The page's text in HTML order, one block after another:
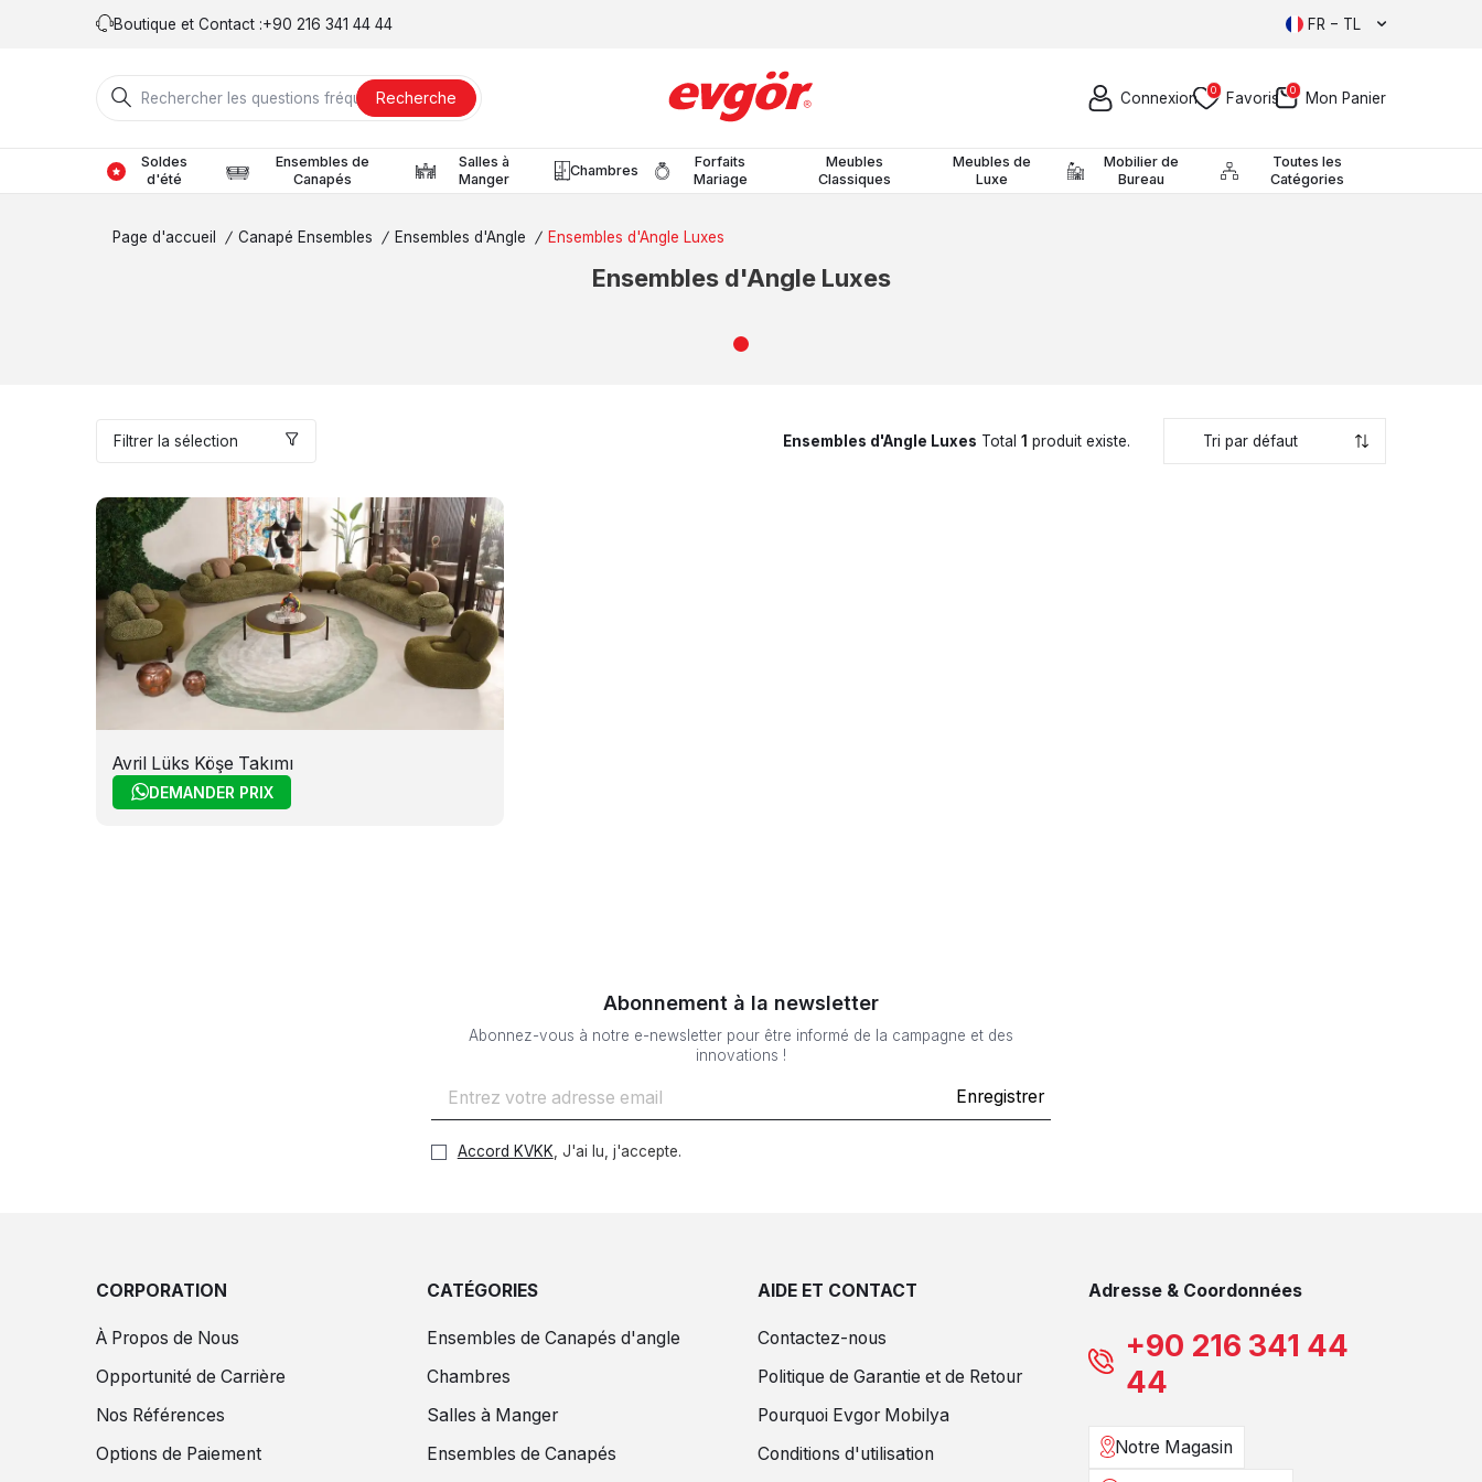
Boutique et Contact :+90 216 341 44 44 FR − TL
Recherche Connexion 0 Favoris 0 Mon Panier
Soldes
d'été
Ensembles de
Canapés
Salles à
Manger
Chambres
Forfaits
Mariage
Meubles
Classiques
Meubles de
Luxe
Mobilier de
Bureau
Toutes les
Catégories
Page d'accueil / Canapé Ensembles / Ensembles d'Angle / Ensembles d'Angle Luxes
Ensembles d'Angle Luxes
Filtrer la sélection Ensembles d'Angle Luxes Total 1 produit existe.
Avril Lüks Köşe Takımı
DEMANDER PRIX
Abonnement à la newsletter
Abonnez-vous à notre e-newsletter pour être informé de la campagne et des
innovations !
Enregistrer
Accord KVKK , J'ai lu, j'accepte.
CORPORATION
À Propos de Nous
Opportunité de Carrière
Nos Références
Options de Paiement
CATÉGORIES
Ensembles de Canapés d'angle
Chambres
Salles à Manger
Ensembles de Canapés
AIDE ET CONTACT
Contactez-nous
Politique de Garantie et de Retour
Pourquoi Evgor Mobilya
Conditions d'utilisation
Adresse & Coordonnées
+90 216 341 44
44
Notre Magasin